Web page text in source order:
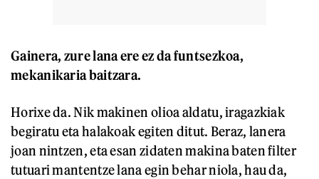
Gainera, zure lana ere ez da funtsezkoa,
mekanikaria baitzara.
Horixe da. Nik makinen olioa aldatu, iragazkiak
begiratu eta halakoak egiten ditut. Beraz, lanera
joan nintzen, eta esan zidaten makina baten filter
tutuari mantentze lana egin behar niola, hau da,